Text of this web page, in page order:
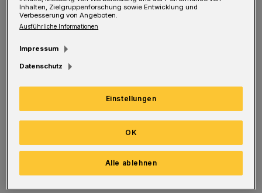
Der Verlauf der Corona-Pandemie in Wuppertal.
Foto: Rundschau
Neu infiziert haben sich laut Verwaltung am
166.581, gestorben sind 730 Menschen.
Es wird allgemein von einer Dunkelziffer
Inhalten, Zielgruppenforschung sowie Entwicklung und
Verbesserung von Angeboten.
Ausführliche Informationen
Impressum
Datenschutz
Einstellungen
Alle ablehnen
OK